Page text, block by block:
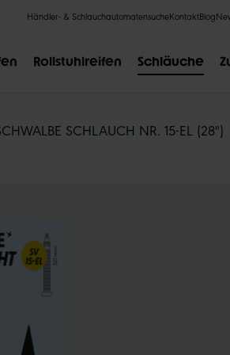
Händler- & SchlauchautomatensucheKontaktBlog
Rollstuhlreifen Schläuche
CLIK VALVE
SCHLAUCH NR. 15-EL (28")